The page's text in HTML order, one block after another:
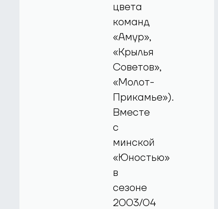
цвета
команд
«Амур»,
«Крылья
Советов»,
«Молот-
Прикамье»).
Вместе
с
минской
«Юностью»
в
сезоне
2003/04